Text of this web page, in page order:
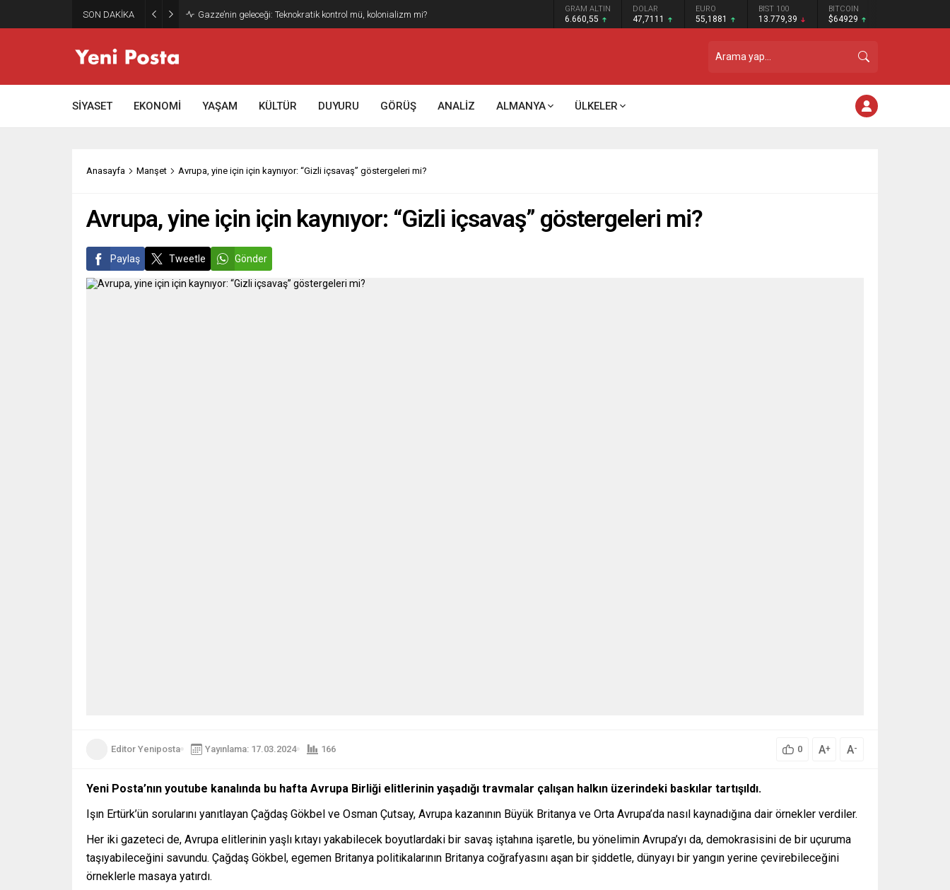
SON DAKİKA Gazze’nin geleceği: Teknokratik kontrol mü, kolonializm mi? GRAM ALTIN
6.660,55
DOLAR
47,7111
EURO
55,1881
BIST 100
13.779,39
BITCOIN
$64929
SİYASET EKONOMİ YAŞAM KÜLTÜR DUYURU GÖRÜŞ ANALİZ ALMANYA ÜLKELER
Anasayfa Manşet Avrupa, yine için için kaynıyor: “Gizli içsavaş” göstergeleri mi?
Avrupa, yine için için kaynıyor: “Gizli içsavaş” göstergeleri mi?
Paylaş Tweetle Gönder
Editor Yeniposta Yayınlama: 17.03.2024 166 0 A+ A-
Yeni Posta’nın youtube kanalında bu hafta Avrupa Birliği elitlerinin yaşadığı travmalar çalışan halkın üzerindeki baskılar tartışıldı.
Işın Ertürk’ün sorularını yanıtlayan Çağdaş Gökbel ve Osman Çutsay, Avrupa kazanının Büyük Britanya ve Orta Avrupa’da nasıl kaynadığına dair örnekler verdiler.
Her iki gazeteci de, Avrupa elitlerinin yaşlı kıtayı yakabilecek boyutlardaki bir savaş iştahına işaretle, bu yönelimin Avrupa’yı da, demokrasisini de bir uçuruma
taşıyabileceğini savundu. Çağdaş Gökbel, egemen Britanya politikalarının Britanya coğrafyasını aşan bir şiddetle, dünyayı bir yangın yerine çevirebileceğini
örneklerle masaya yatırdı.